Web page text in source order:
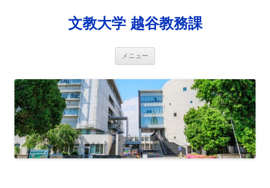
プ
文教大学 越谷教務課
メニュー